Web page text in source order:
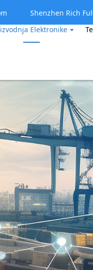
Shenzhen Rich
Elektronike